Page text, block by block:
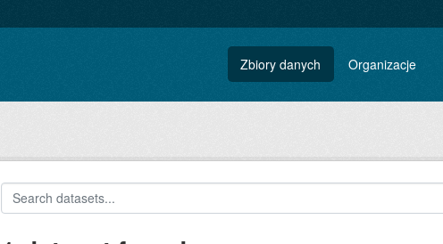
Zbiory danych Organizacje